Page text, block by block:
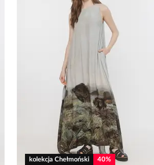
kolekcja Chełmoński 40%